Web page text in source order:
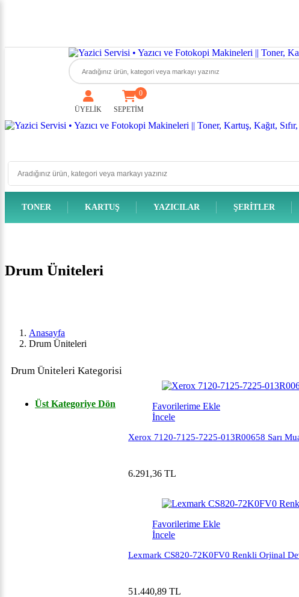
ÜYELİK SEPETİM
0
TONER KARTUŞ YAZICILAR ŞERITLER
Drum Üniteleri
Anasayfa
Drum Üniteleri
Drum Üniteleri Kategorisi
Üst Kategoriye Dön
Favorilerime Ekle
İncele
Xerox 7120-7125-7225-013R00658 Sarı
6.291,36 TL
Favorilerime Ekle
İncele
Lexmark CS820-72K0FV0 Renkli Orjinal
51.440,89 TL